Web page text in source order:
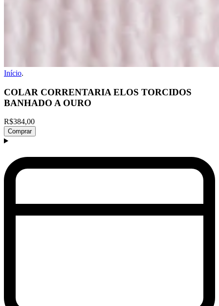
Início.
COLAR CORRENTARIA ELOS TORCIDOS
BANHADO A OURO
R$384,00
Comprar